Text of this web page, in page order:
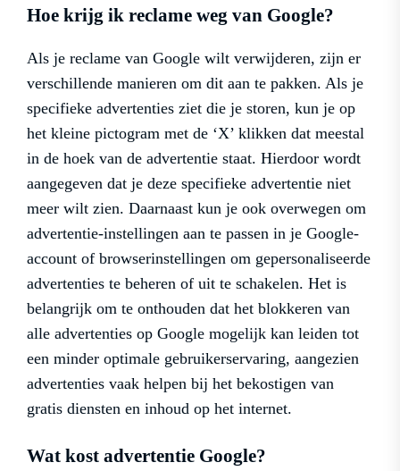
Hoe krijg ik reclame weg van Google?
Als je reclame van Google wilt verwijderen, zijn er
verschillende manieren om dit aan te pakken. Als je
specifieke advertenties ziet die je storen, kun je op
het kleine pictogram met de ‘X’ klikken dat meestal
in de hoek van de advertentie staat. Hierdoor wordt
aangegeven dat je deze specifieke advertentie niet
meer wilt zien. Daarnaast kun je ook overwegen om
advertentie-instellingen aan te passen in je Google-
account of browserinstellingen om gepersonaliseerde
advertenties te beheren of uit te schakelen. Het is
belangrijk om te onthouden dat het blokkeren van
alle advertenties op Google mogelijk kan leiden tot
een minder optimale gebruikerservaring, aangezien
advertenties vaak helpen bij het bekostigen van
gratis diensten en inhoud op het internet.
Wat kost advertentie Google?